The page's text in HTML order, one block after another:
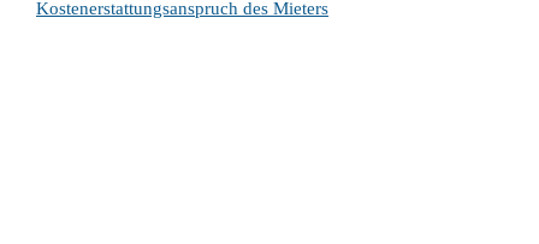
Kostenerstattungsanspruch des Mieters